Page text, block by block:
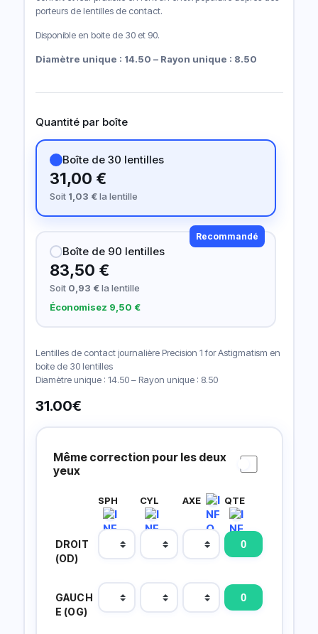
porteurs de lentilles de contact.
Disponible en boite de 30 et 90.
Diamètre unique : 14.50 – Rayon unique : 8.50
Quantité par boîte
Boîte de 30 lentilles
31,00 €
Soit 1,03 €la lentille
Recommandé
Boîte de 90 lentilles
83,50 €
Soit 0,93 €la lentille
Économisez 9,50 €
Lentilles de contact journalière Precision 1 for Astigmatism en
boite de 30 lentilles
Diamètre unique : 14.50 – Rayon unique : 8.50
31.00€
Prescripción
Même correction pour les deux
yeux
SPH CYL AXE QTE
DROIT
(OD)
GAUCH
E (OG)